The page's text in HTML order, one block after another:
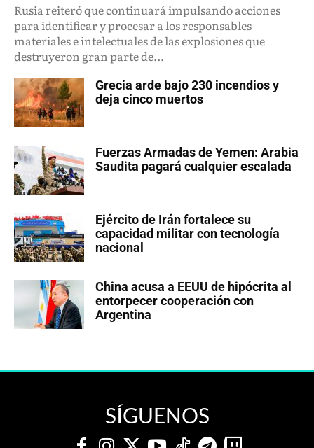
Rusia reiteró que continuará impulsando acciones
para identificar y procesar a los responsables
materiales e intelectuales de las explosiones que
destruyeron gran parte de...
Grecia arde bajo 230 incendios y
deja cinco muertos
Fuerzas Armadas de Yemen: Arabia
Saudita pagará cualquier escalada
Ejército de Irán fortalece su
capacidad militar con tecnología
nacional
China acusa a EEUU de hipócrita al
entorpecer cooperación con
Argentina
SÍGUENOS